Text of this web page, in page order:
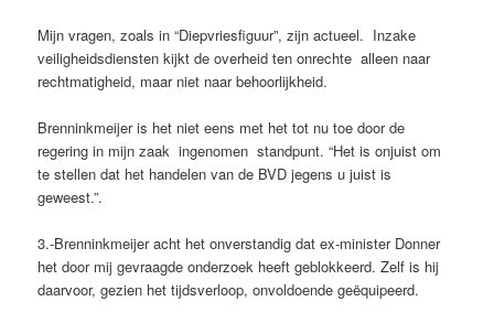
Mijn vragen, zoals in “Diepvriesfiguur”, zijn actueel. Inzake
veiligheidsdiensten kijkt de overheid ten onrechte alleen naar
rechtmatigheid, maar niet naar behoorlijkheid.
Brenninkmeijer is het niet eens met het tot nu toe door de
regering in mijn zaak ingenomen standpunt. “Het is onjuist om
te stellen dat het handelen van de BVD jegens u juist is
geweest.”.
3.-Brenninkmeijer acht het onverstandig dat ex-minister Donner
het door mij gevraagde onderzoek heeft geblokkeerd. Zelf is hij
daarvoor, gezien het tijdsverloop, onvoldoende geëquipeerd.